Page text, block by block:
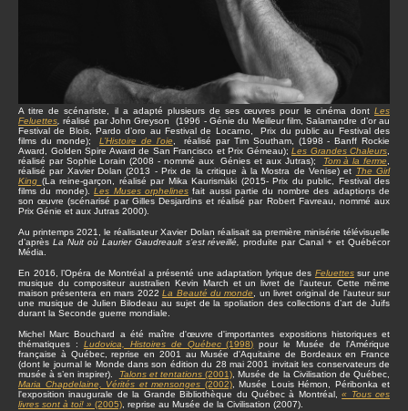
A titre de scénariste, il a adapté plusieurs de ses œuvres pour le cinéma dont Les
Feluettes réalisé par John Greyson (1996 - Génie du Meilleur film, Salamandre d’or au
Festival de Blois, Pardo d’oro au Festival de Locarno, Prix du public au Festival des
films du monde);L’Histoire de l’oie , réalisé par Tim Southam, (1998 - Banff Rockie
Award, Golden Spire Award de San Francisco et Prix Gémeau); Les Grandes Chaleurs
réalisé par Sophie Lorain (2008 - nommé aux Génies et aux Jutras);
Tom à la ferme
réalisé par Xavier Dolan (2013 - Prix de la critique à la Mostra de Venise) et The Girl
King (La reine-garçon, réalisé par Mika Kaurismäki (2015- Prix du public, Festival des
films du monde).Les Muses orphelinesfait aussi partie du nombre des adaptions de
son œuvre (scénarisé par Gilles Desjardins et réalisé par Robert Favreau, nommé aux
Prix Génie et aux Jutras 2000).
Au printemps 2021, le réalisateur Xavier Dolan réalisait sa première minisérie télévisuelle
d’après La Nuit où Laurier Gaudreault s’est réveillé,produite par Canal + et Québécor
Média.
En 2016, l’Opéra de Montréal a présenté une adaptation lyrique des Feluettessur une
musique du compositeur australien Kevin March et un livret de l’auteur. Cette même
maison présentera en mars 2022La Beauté du monde
, un livret original de l’auteur sur
une musique de Julien Bilodeau au sujet de la spoliation des collections d’art de Juifs
durant la Seconde guerre mondiale.
Michel Marc Bouchard a été maître d'œuvre d'importantes expositions historiques et
thématiques : Ludovica, Histoires de Québec(1998) pour le Musée de l'Amérique
française à Québec, reprise en 2001 au Musée d'Aquitaine de Bordeaux en France
(dont le journal le Monde dans son édition du 28 mai 2001 invitait les conservateurs de
musée à s’en inspirer).
Talons et tentations(2001) , Musée de la Civilisation de Québec,
Maria Chapdelaine, Vérités et mensonges (2002), Musée Louis Hémon, Péribonka et
l'exposition inaugurale de la Grande Bibliothèque du Québec à Montréal,« Tous ces
livres sont à toi! » (2005) , reprise au Musée de la Civilisation (2007).